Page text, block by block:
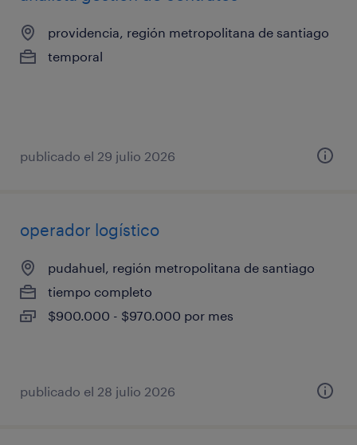
providencia, región metropolitana de santiago
temporal
publicado el 29 julio 2026
operador logístico
pudahuel, región metropolitana de santiago
tiempo completo
$900.000 - $970.000 por mes
publicado el 28 julio 2026